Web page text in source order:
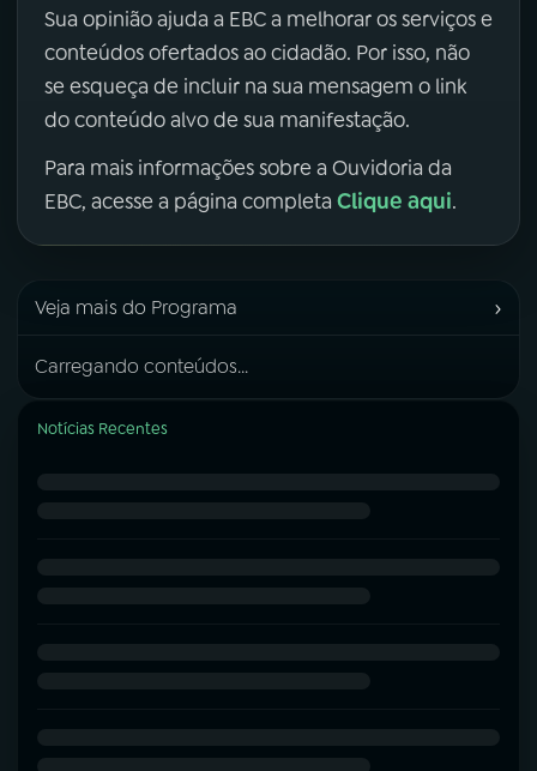
Sua opinião ajuda a EBC a melhorar os serviços e
conteúdos ofertados ao cidadão. Por isso, não
se esqueça de incluir na sua mensagem o link
do conteúdo alvo de sua manifestação.
Para mais informações sobre a Ouvidoria da
EBC, acesse a página completa Clique aqui.
Veja mais do Programa ›
Carregando conteúdos...
Notícias Recentes